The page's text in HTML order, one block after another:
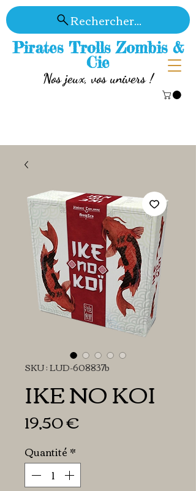
Pirates Trolls Zombis &
Cie
Nos jeux, vos univers !
Rechercher...
SKU : LUD-608837b
IKE NO KOI
19,50 €Prix
Quantité *